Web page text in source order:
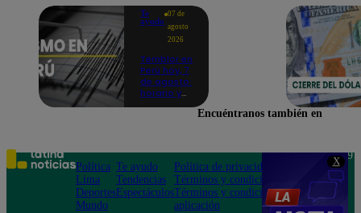
X
Te
ayudo
07 de
agosto
2026
Temblor en
Perú hoy, 7
de agosto:
horario y
Encuéntranos también en
Política
Lima
Deportes
Mundo
Te ayudo
Tendencias
Espectáculos
Política de privacidad
Términos y condiciones
Términos y condiciones
aplicación
Teléfono: 219
Av. San
Felipe 968
Jesús María